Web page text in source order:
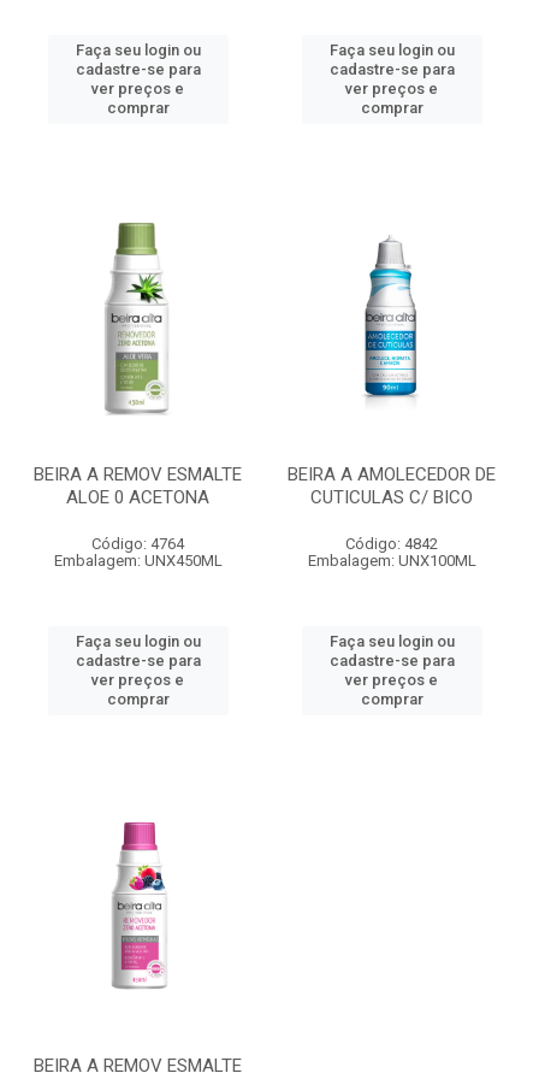
Faça seu login ou
cadastre-se para
ver preços e
comprar
Faça seu login ou
cadastre-se para
ver preços e
comprar
BEIRA A REMOV ESMALTE
ALOE 0 ACETONA
Código: 4764
Embalagem: UNX450ML
Faça seu login ou
cadastre-se para
ver preços e
comprar
BEIRA A AMOLECEDOR DE
CUTICULAS C/ BICO
Código: 4842
Embalagem: UNX100ML
Faça seu login ou
cadastre-se para
ver preços e
comprar
BEIRA A REMOV ESMALTE